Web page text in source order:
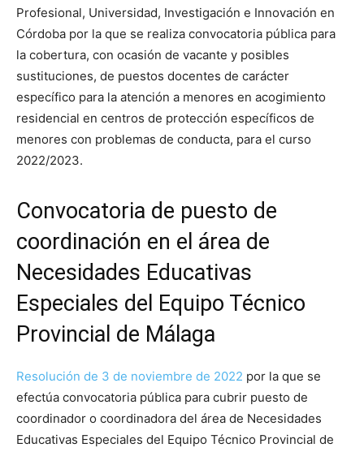
Profesional, Universidad, Investigación e Innovación en
Córdoba por la que se realiza convocatoria pública para
la cobertura, con ocasión de vacante y posibles
sustituciones, de puestos docentes de carácter
específico para la atención a menores en acogimiento
residencial en centros de protección específicos de
menores con problemas de conducta, para el curso
2022/2023.
Convocatoria de puesto de
coordinación en el área de
Necesidades Educativas
Especiales del Equipo Técnico
Provincial de Málaga
Resolución de 3 de noviembre de 2022 por la que se
efectúa convocatoria pública para cubrir puesto de
coordinador o coordinadora del área de Necesidades
Educativas Especiales del Equipo Técnico Provincial de